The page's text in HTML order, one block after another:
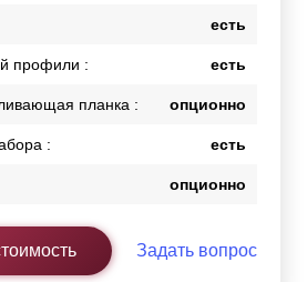
есть
профили : есть
планка : опционно
: есть
опционно
Задать вопрос